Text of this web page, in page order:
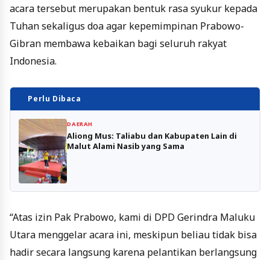
acara tersebut merupakan bentuk rasa syukur kepada
Tuhan sekaligus doa agar kepemimpinan Prabowo-
Gibran membawa kebaikan bagi seluruh rakyat
Indonesia.
Perlu Dibaca
DAERAH
Aliong Mus: Taliabu dan Kabupaten Lain di
Malut Alami Nasib yang Sama
“Atas izin Pak Prabowo, kami di DPD Gerindra Maluku
Utara menggelar acara ini, meskipun beliau tidak bisa
hadir secara langsung karena pelantikan berlangsung